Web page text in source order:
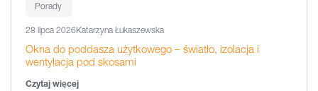
Porady
28 lipca 2026Katarzyna Łukaszewska
Okna do poddasza użytkowego – światło, izolacja i
wentylacja pod skosami
Czytaj więcej